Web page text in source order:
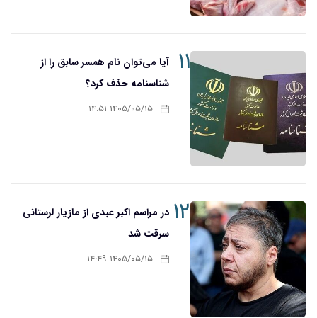
۱۱
آیا می‌توان نام همسر سابق را از
شناسنامه حذف کرد؟
۱۴۰۵/۰۵/۱۵ ۱۴:۵۱
۱۲در مراسم اکبر عبدی از مازیار لرستانی
سرقت شد
۱۴۰۵/۰۵/۱۵ ۱۴:۴۹